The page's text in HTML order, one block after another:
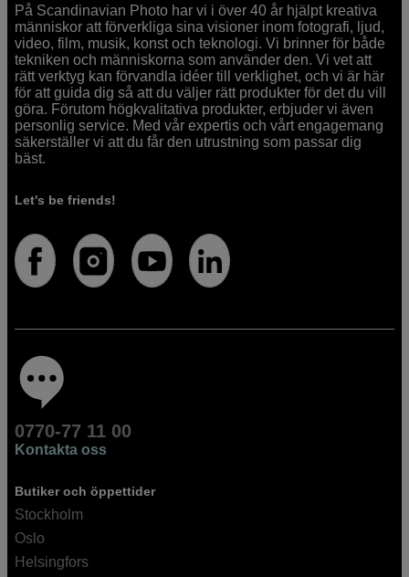
På Scandinavian Photo har vi i över 40 år hjälpt kreativa
människor att förverkliga sina visioner inom fotografi, ljud,
video, film, musik, konst och teknologi. Vi brinner för både
tekniken och människorna som använder den. Vi vet att
rätt verktyg kan förvandla idéer till verklighet, och vi är här
för att guida dig så att du väljer rätt produkter för det du vill
göra. Förutom högkvalitativa produkter, erbjuder vi även
personlig service. Med vår expertis och vårt engagemang
säkerställer vi att du får den utrustning som passar dig
bäst.
Let's be friends!
0770-77 11 00
Kontakta oss
Butiker och öppettider
Stockholm
Oslo
Helsingfors